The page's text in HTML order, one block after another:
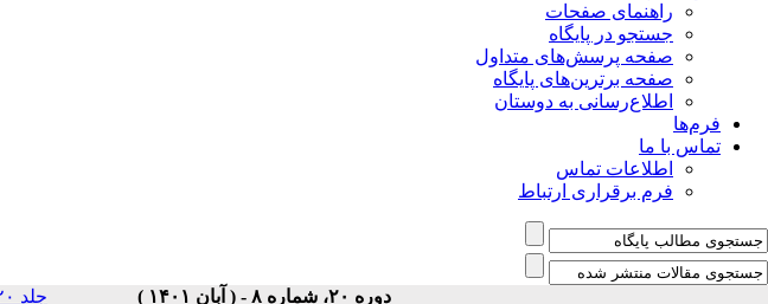
راهنمای صفحات
جستجو در پایگاه
صفحه پرسش‌های متداول
صفحه برترین‌های پایگاه
اطلاع‌رسانی به دوستان
فرم‌ها
تماس با ما
اطلاعات تماس
فرم برقراری ارتباط
دوره ۲۰، شماره ۸ - ( آبان ۱۴۰۱ ) جلد ۲۰ شماره ۸ صفحات ۶۶۴-۶۵۵